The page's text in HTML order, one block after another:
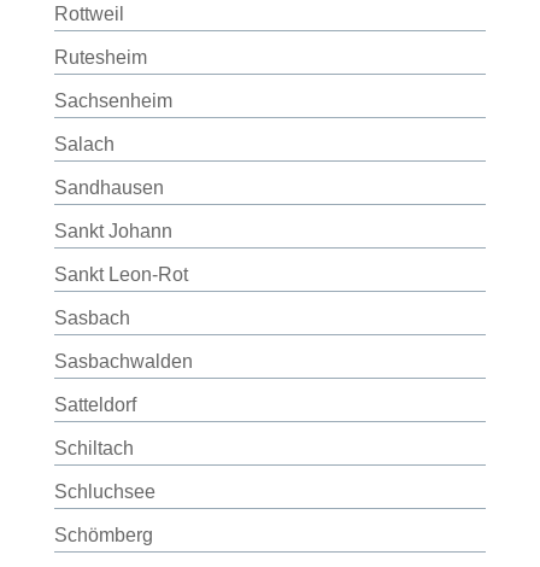
Rottweil
Rutesheim
Sachsenheim
Salach
Sandhausen
Sankt Johann
Sankt Leon-Rot
Sasbach
Sasbachwalden
Satteldorf
Schiltach
Schluchsee
Schömberg